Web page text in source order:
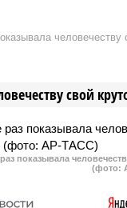
согласовать
этому поводу.
человечеству
свой
показывала
(фото: